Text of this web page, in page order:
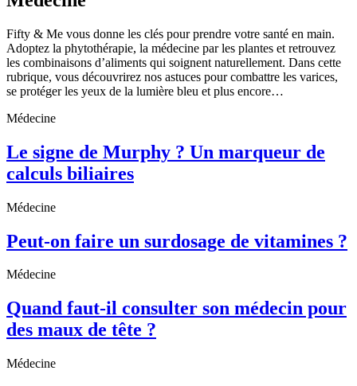
Fifty & Me vous donne les clés pour prendre votre santé en main.
Adoptez la phytothérapie, la médecine par les plantes et retrouvez
les combinaisons d’aliments qui soignent naturellement. Dans cette
rubrique, vous découvrirez nos astuces pour combattre les varices,
se protéger les yeux de la lumière bleu et plus encore…
Médecine
Le signe de Murphy ? Un marqueur de
calculs biliaires
Médecine
Peut-on faire un surdosage de vitamines ?
Médecine
Quand faut-il consulter son médecin pour
des maux de tête ?
Médecine